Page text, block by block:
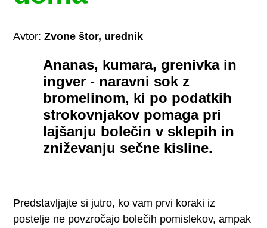
Avtor:Zvone štor, urednik
Ananas, kumara, grenivka in
ingver - naravni sok z
bromelinom, ki po podatkih
strokovnjakov pomaga pri
lajšanju bolečin v sklepih in
zniževanju sečne kisline.
Predstavljajte si jutro, ko vam prvi koraki iz
postelje ne povzročajo bolečih pomislekov, ampak